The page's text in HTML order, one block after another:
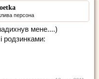
персона
мене....)
родзинками: